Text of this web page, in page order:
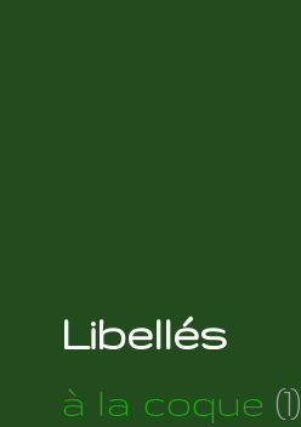
Libellés
à la coque (1)